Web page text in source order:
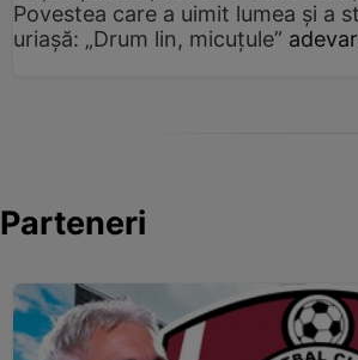
Povestea care a uimit lumea și a
uriașă: „Drum lin, micuțule”
Parteneri